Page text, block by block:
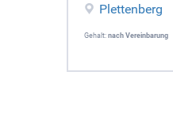
Plettenberg
Gehalt: nach Vereinbarung